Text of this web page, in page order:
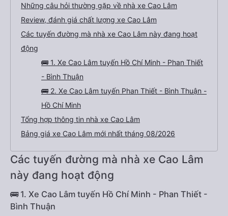
Những câu hỏi thường gặp về nhà xe Cao Lâm
Review, đánh giá chất lượng xe Cao Lâm
Các tuyến đường mà nhà xe Cao Lâm này đang hoạt
động
🚌 1. Xe Cao Lâm tuyến Hồ Chí Minh - Phan Thiết
- Bình Thuận
🚌 2. Xe Cao Lâm tuyến Phan Thiết - Bình Thuận -
Hồ Chí Minh
Tổng hợp thông tin nhà xe Cao Lâm
Bảng giá xe Cao Lâm mới nhất tháng 08/2026
Các tuyến đường mà nhà xe Cao Lâm
này đang hoạt động
🚌 1. Xe Cao Lâm tuyến Hồ Chí Minh - Phan Thiết -
Bình Thuận